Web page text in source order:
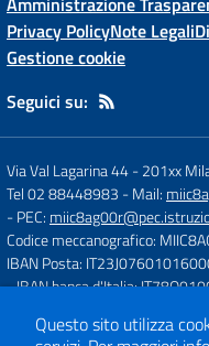
Privacy PolicyNote Legali
Gestione cookie
Seguici su:
Via Val Lagarina 44-201xx
Tel 02 88448983 - Mail:
- PEC:
Codice meccanografico:
IBAN Posta:
- IBAN banca d'Italia:
Questo sito utilizza